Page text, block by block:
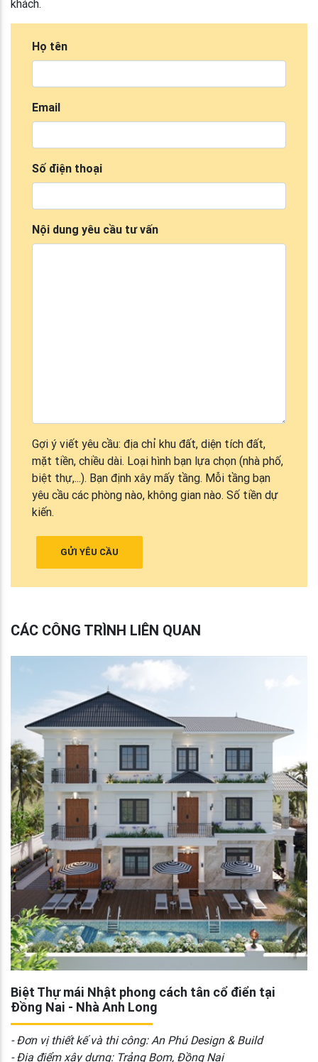
khách.
Họ tên
Email
Số điện thoại
Nội dung yêu cầu tư vấn
Gợi ý viết yêu cầu: địa chỉ khu đất, diện tích đất,
mặt tiền, chiều dài. Loại hình bạn lựa chọn (nhà phố,
biệt thự,...). Bạn định xây mấy tầng. Mỗi tầng bạn
yêu cầu các phòng nào, không gian nào. Số tiền dự
kiến.
GỬI YÊU CẦU
CÁC CÔNG TRÌNH LIÊN QUAN
Biệt Thự mái Nhật phong cách tân cổ điển tại
Đồng Nai - Nhà Anh Long
- Đơn vị thiết kế và thi công: An Phú Design & Build
- Địa điểm xây dựng: Trảng Bom, Đồng Nai